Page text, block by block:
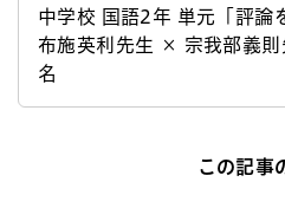
中学校 国語2年 単元「評論
布施英利先生 × 宗我部義
名
この記事